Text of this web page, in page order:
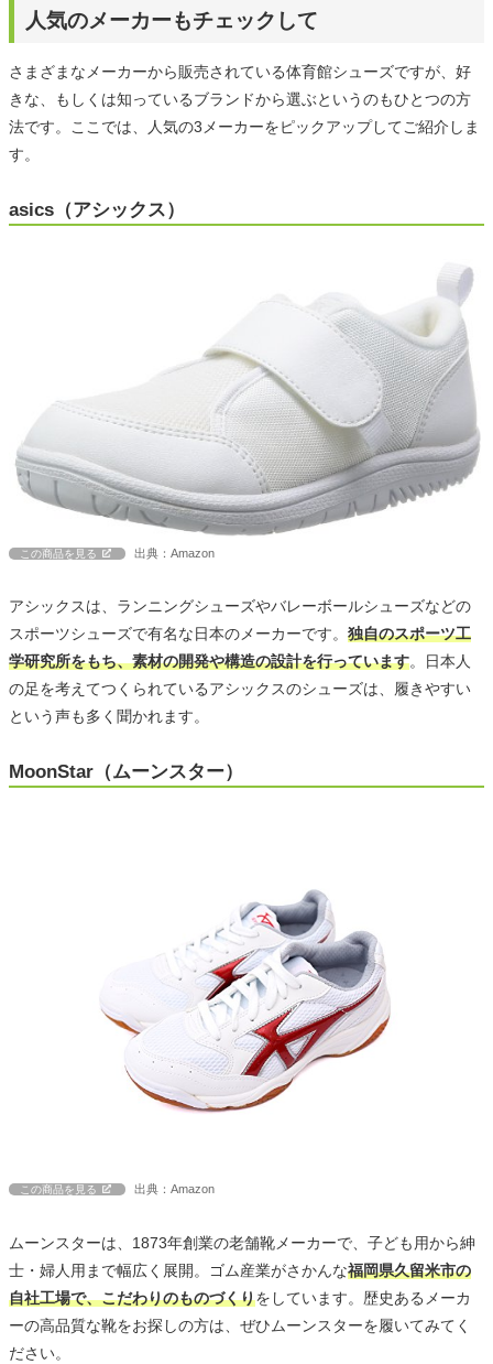
人気のメーカーもチェックして
さまざまなメーカーから販売されている体育館シューズですが、好
きな、もしくは知っているブランドから選ぶというのもひとつの方
法です。ここでは、人気の3メーカーをピックアップしてご紹介しま
す。
asics（アシックス）
この商品を見る 出典：Amazon
アシックスは、ランニングシューズやバレーボールシューズなどの
スポーツシューズで有名な日本のメーカーです。 独自のスポーツ工
学研究所をもち、素材の開発や構造の設計を行っています。日本人
の足を考えてつくられているアシックスのシューズは、履きやすい
という声も多く聞かれます。
MoonStar（ムーンスター）
この商品を見る 出典：Amazon
ムーンスターは、1873年創業の老舗靴メーカーで、子ども用から紳
士・婦人用まで幅広く展開。ゴム産業がさかんな福岡県久留米市の
自社工場で、こだわりのものづくりをしています。歴史あるメーカ
ーの高品質な靴をお探しの方は、ぜひムーンスターを履いてみてく
ださい。